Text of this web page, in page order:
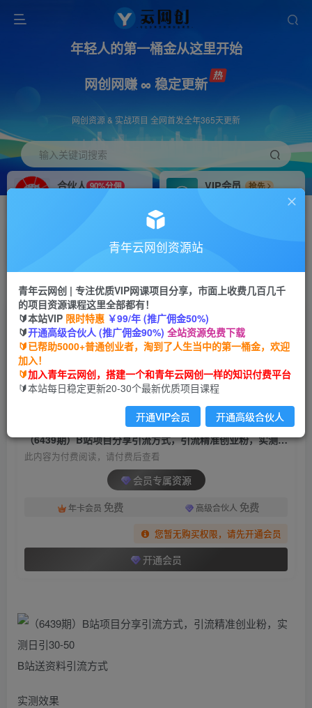
年轻人的第一桶金从这里开始
网创网赚 ∞ 稳定更新
网创资源 & 实战项目 全网首发全年365天更新
输入关键词搜索
合伙人 90%分佣
VIP会员
抢先
搭建同款网站，自己当老板
首页 创业课程 会员专属 正文
（6439期）B站项目分享引流方式，引流精准创业
粉，实测日引30-50
青年云网创
2年前发布
关注 私信
（6439期）B站项目分享引流方式，引流精准创业粉，实测日引30-50
此内容为付费阅读，请付费后查看
会员专属资源
年卡会员 免费 高级合伙人 免费
您暂无购买权限，请先开通会员
开通会员
B站送资料引流方式
实测效果
青年云网创资源站
青年云网创 | 专注优质VIP网课项目分享，市面上收费几百几千
的项目资源课程这里全部都有！
🔰本站VIP 限时特惠 ￥99/年 (推广佣金50%)
🔰开通高级合伙人 (推广佣金90%) 全站资源免费下载
🔰已帮助5000+普通创业者，淘到了人生当中的第一桶金，欢迎
加入！
🔰加入青年云网创，搭建一个和青年云网创一样的知识付费平台
🔰本站每日稳定更新20-30个最新优质项目课程
开通VIP会员 开通高级合伙人